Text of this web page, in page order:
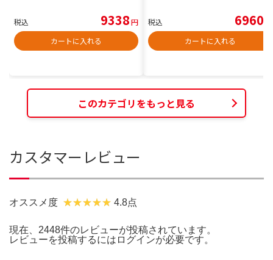
税込 9338円
カートに入れる
税込 6960
カートに入れる
このカテゴリをもっと見る
カスタマーレビュー
オススメ度 4.8点
現在、2448件のレビューが投稿されています。
レビューを投稿するには ログインが必要です。